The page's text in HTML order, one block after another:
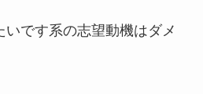
です系の志望動機はダメ